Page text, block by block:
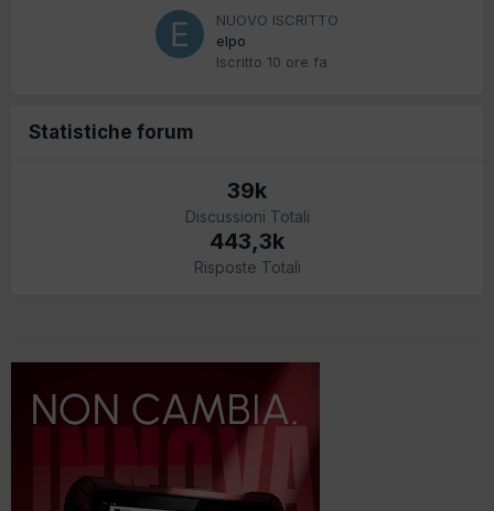
NUOVO ISCRITTO
elpo
Iscritto 10 ore fa
Statistiche forum
39k
Discussioni Totali
443,3k
Risposte Totali